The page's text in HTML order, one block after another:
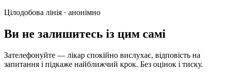
Цілодобова лінія · анонімно
Ви не залишитесь із цим самі
Зателефонуйте — лікар спокійно вислухає, відповість на
запитання і підкаже найближчий крок. Без оцінок і тиску.